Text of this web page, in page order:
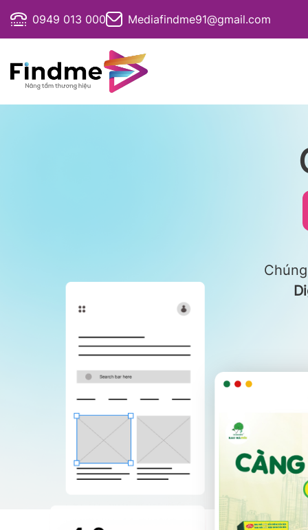
qua
nội
dung
0949 013 000 Mediafindme91@gmail.com